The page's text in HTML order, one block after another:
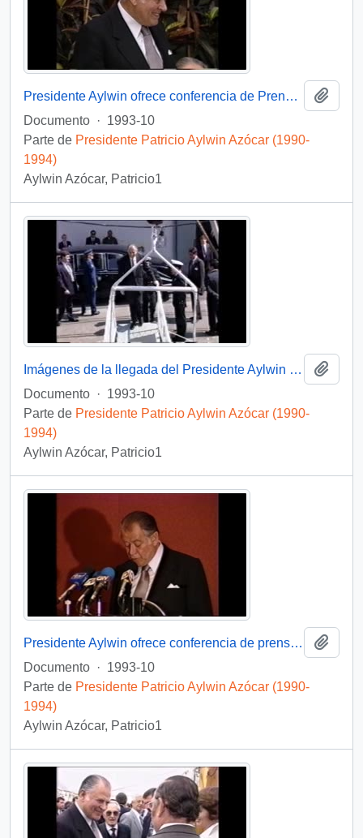
Presidente Aylwin ofrece conferencia de Prensa en Nueva Zelanda: video
Documento · 1993-10
Parte de Presidente Patricio Aylwin Azócar (1990-
1994)
Aylwin Azócar, Patricio1
Imágenes de la llegada del Presidente Aylwin al Buque Escuela Esmeralda en Auckland, Nueva Zelanda: video
Documento · 1993-10
Parte de Presidente Patricio Aylwin Azócar (1990-
1994)
Aylwin Azócar, Patricio1
Presidente Aylwin ofrece conferencia de prensa en gira por Nueva Zelanda: video
Documento · 1993-10
Parte de Presidente Patricio Aylwin Azócar (1990-
1994)
Aylwin Azócar, Patricio1